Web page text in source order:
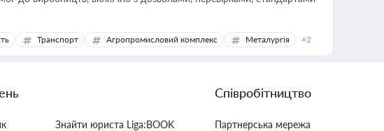
Транспорт Агропромисловий комплекс Металургія +2
Знайти юриста Liga:BOOK
Співробітництво
Партнерська мережа